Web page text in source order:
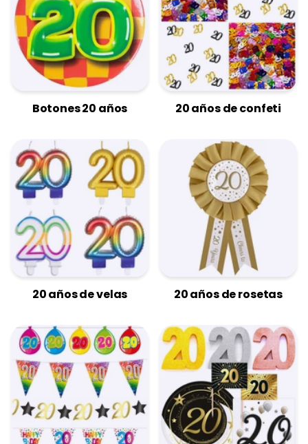
Botones 20 años 20 años de confeti
20 años de velas 20 años de rosetas